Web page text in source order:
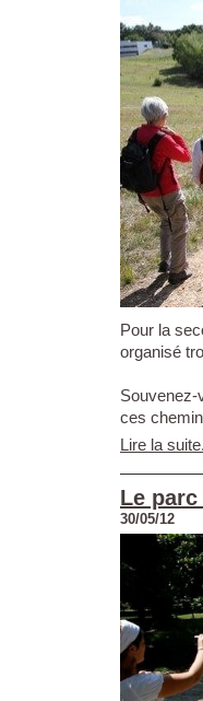
Pour la
organisé
Souvenez-
ces
Lire la
Le parc
30/05/12